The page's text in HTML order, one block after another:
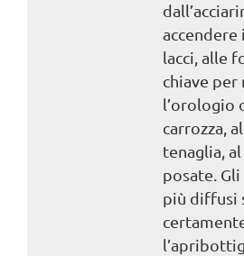
accendere
lacci, alle
chiave per
l’orologio
carrozza,
tenaglia,
posate.
più diffusi